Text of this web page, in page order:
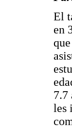
El
en
7.7
les